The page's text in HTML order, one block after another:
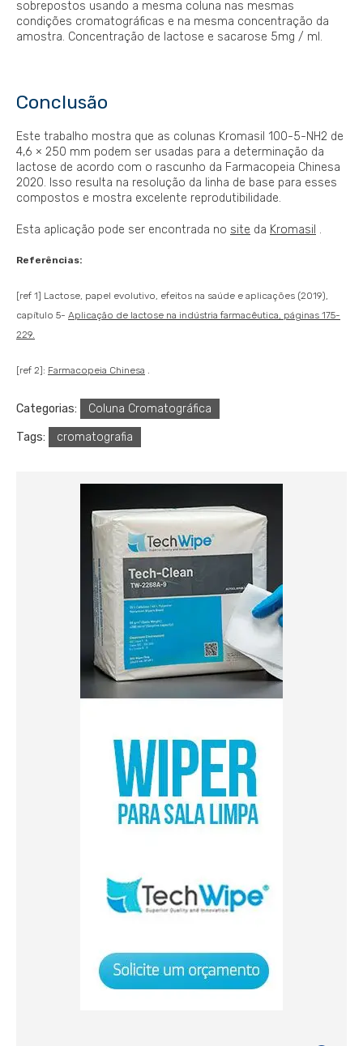
sobrepostos usando a mesma coluna nas mesmas
condições cromatográficas e na mesma concentração da
amostra. Concentração de lactose e sacarose 5mg / ml.
Conclusão
Este trabalho mostra que as colunas Kromasil 100-5-NH2 de
4,6 × 250 mm podem ser usadas para a determinação da
lactose de acordo com o rascunho da Farmacopeia Chinesa
2020. Isso resulta na resolução da linha de base para esses
compostos e mostra excelente reprodutibilidade.
Esta aplicação pode ser encontrada no site da Kromasil .
Referências:
[ref 1] Lactose, papel evolutivo, efeitos na saúde e aplicações (2019),
capítulo 5- Aplicação de lactose na indústria farmacêutica, páginas 175-
229.
[ref 2]: Farmacopeia Chinesa
Categorias: Coluna Cromatográfica
Tags: cromatografia